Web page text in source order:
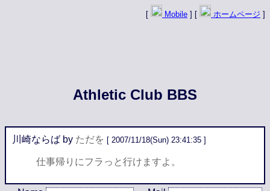
[ Mobile ] [ ホームページ ]
Athletic Club BBS
川崎ならば by ただを [ 2007/11/18(Sun) 23:41:35 ]
仕事帰りにフラっと行けますよ。